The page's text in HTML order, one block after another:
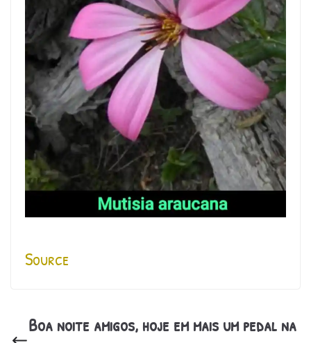
Source
Boa noite amigos, hoje em mais um pedal na